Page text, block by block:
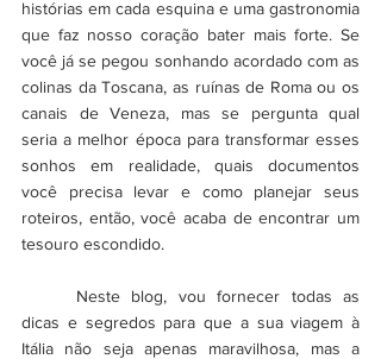
histórias em cada esquina e uma gastronomia
que faz nosso coração bater mais forte. Se
você já se pegou sonhando acordado com as
colinas da Toscana, as ruínas de Roma ou os
canais de Veneza, mas se pergunta qual
seria a melhor época para transformar esses
sonhos em realidade, quais documentos
você precisa levar e como planejar seus
roteiros, então, você acaba de encontrar um
tesouro escondido.
dicas e segredos para que a sua viagem à
Itália não seja apenas maravilhosa, mas a